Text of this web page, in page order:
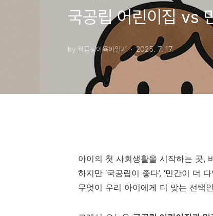
국공립 어린이집 vs
by 월급쟁이육아일기 2025. 7. 17.
아이의 첫 사회생활을 시작하는 곳,
하지만 ‘국공립이 좋다’, ‘민간이 더
무엇이 우리 아이에게 더 맞는 선택